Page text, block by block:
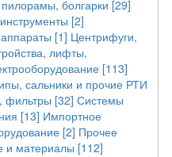
болгарки [29]
[2]
[1] Центрифуги,
лифты,
[113]
сальники и прочие РТИ
фильтры [32] Системы
[13] Импортное
[2] Прочее
и материалы [112]